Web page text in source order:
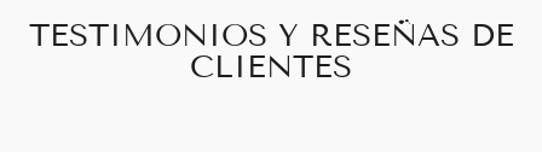
TESTIMONIOS Y RESEÑAS DE
CLIENTES